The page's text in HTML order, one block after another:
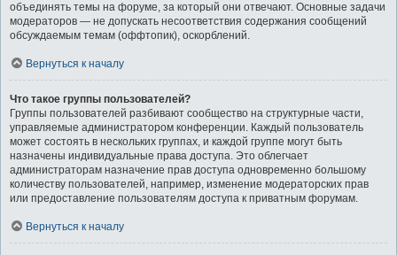
объединять темы на форуме, за который они отвечают. Основные задачи
модераторов — не допускать несоответствия содержания сообщений
обсуждаемым темам (оффтопик), оскорблений.
Вернуться к началу
Что такое группы пользователей?
Группы пользователей разбивают сообщество на структурные части,
управляемые администратором конференции. Каждый пользователь
может состоять в нескольких группах, и каждой группе могут быть
назначены индивидуальные права доступа. Это облегчает
администраторам назначение прав доступа одновременно большому
количеству пользователей, например, изменение модераторских прав
или предоставление пользователям доступа к приватным форумам.
Вернуться к началу